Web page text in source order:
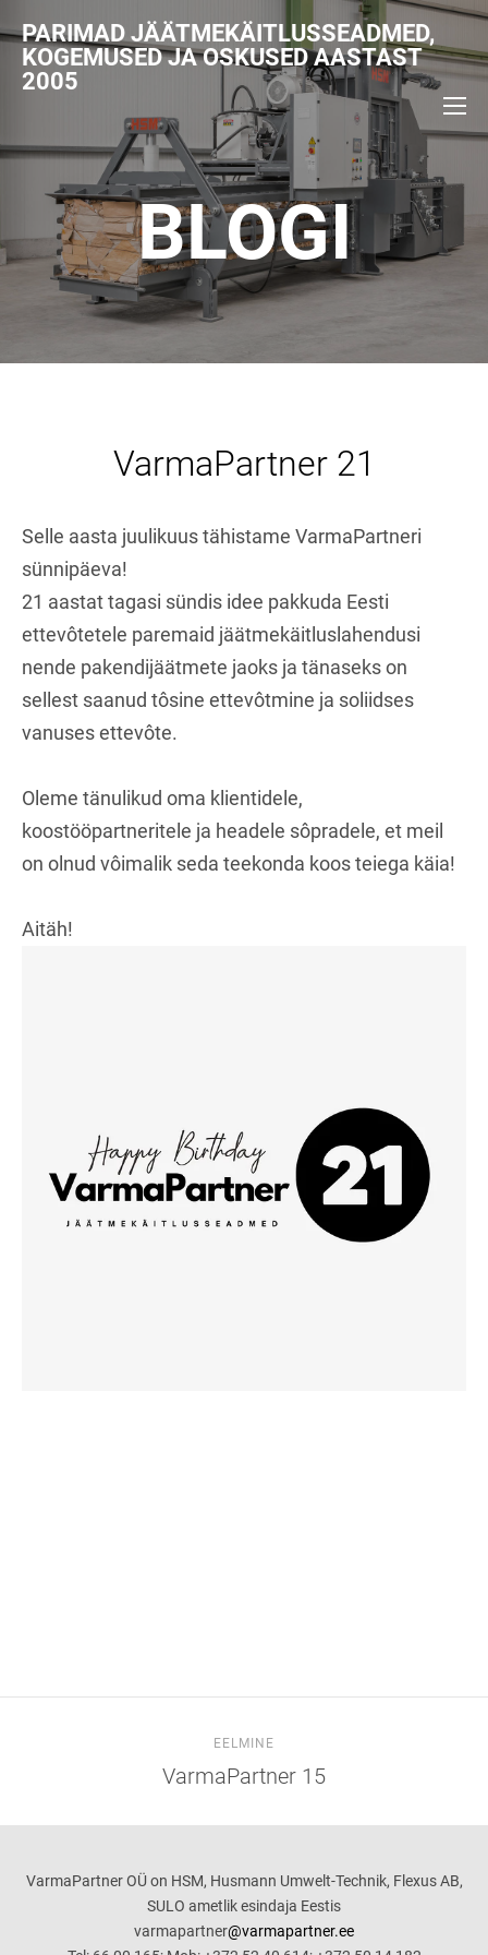
PARIMAD JÄÄTMEKÄITLUSSEADMED,
KOGEMUSED JA OSKUSED AASTAST
2005
BLOGI
VarmaPartner 21
Selle aasta juulikuus tähistame VarmaPartneri
sünnipäeva!
21 aastat tagasi sündis idee pakkuda Eesti
ettevôtetele paremaid jäätmekäitluslahendusi
nende pakendijäätmete jaoks ja tänaseks on
sellest saanud tôsine ettevôtmine ja soliidses
vanuses ettevôte.
Oleme tänulikud oma klientidele,
koostööpartneritele ja headele sôpradele, et meil
on olnud vôimalik seda teekonda koos teiega käia!
Aitäh!
EELMINE
VarmaPartner 15
VarmaPartner OÜ on HSM, Husmann Umwelt-Technik, Flexus AB,
SULO ametlik esindaja Eestis
varmapartner@varmapartner.ee